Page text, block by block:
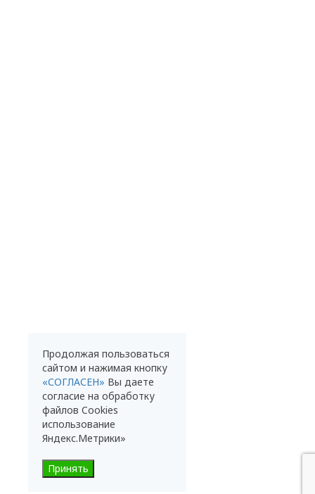
Продолжая пользоваться
сайтом и нажимая кнопку
«СОГЛАСЕН» Вы даете
согласие на обработку
файлов Cookies
использование
Яндекс.Метрики»
Принять